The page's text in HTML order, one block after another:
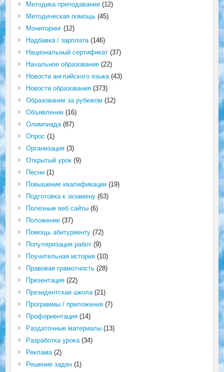
Методика преподавания(12)
Методическая помощь(45)
Мониторинг(12)
Надбавка / зарплата(146)
Национальный сертификат(37)
Начальное образование(22)
Новости английского языка(43)
Новости образования(373)
Образование за рубежом (12)
Объявление(16)
Олимпиада(87)
Опрос (1)
Организация(3)
Открытый урок(9)
Песни(1)
Повышение квалификации(19)
Подготовка к экзамену(63)
Полезные веб сайты(6)
Положение(37)
Помощь абитуриенту(72)
Популяризация работ(9)
Поучительная история(10)
Правовая грамотность(28)
Презентация(22)
Президентская школа(21)
Программы / приложения(7)
Профориентация(14)
Раздаточные материалы(13)
Разработка урока(34)
Реклама(2)
Решение задач (1)